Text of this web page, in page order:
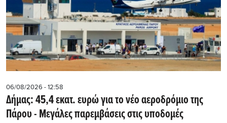
06/08/2026 - 12:58
Δήμας: 45,4 εκατ. ευρώ για το νέο αεροδρόμιο της
Πάρου - Μεγάλες παρεμβάσεις στις υποδομές